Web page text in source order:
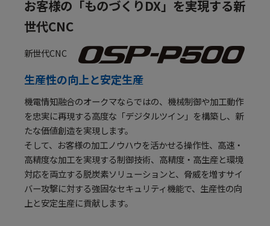
お客様の「ものづくりDX」を実現する新
世代CNC
新世代CNC
生産性の向上と安定生産
機電情知融合のオークマならではの、機械制御や加工動作
を忠実に再現する高度な「デジタルツイン」を構築し、新
たな価値創造を実現します。
そして、お客様の加工ノウハウを活かせる操作性、高速・
高精度な加工を実現する制御技術、高精度・高生産と環境
対応を両立する脱炭素ソリューションと、脅威を増すサイ
バー攻撃に対する強固なセキュリティ機能で、生産性の向
上と安定生産に貢献します。